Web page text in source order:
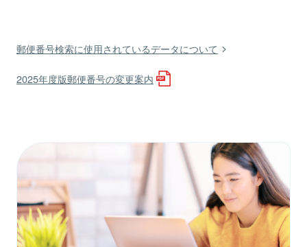
郵便番号検索に使用されているデータについて
2025年度版郵便番号の変更案内